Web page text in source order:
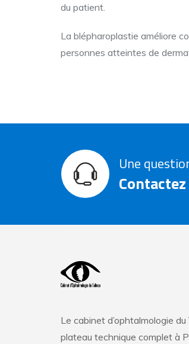
du patient.
La blépharoplastie améliore
personnes atteintes de
Une
Le cabinet d’ophtalmologie
plateau technique complet à